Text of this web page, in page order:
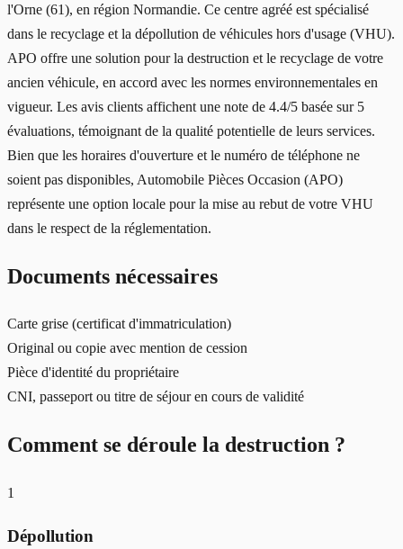
l'Orne (61), en région Normandie. Ce centre agréé est spécialisé
dans le recyclage et la dépollution de véhicules hors d'usage (VHU).
APO offre une solution pour la destruction et le recyclage de votre
ancien véhicule, en accord avec les normes environnementales en
vigueur. Les avis clients affichent une note de 4.4/5 basée sur 5
évaluations, témoignant de la qualité potentielle de leurs services.
Bien que les horaires d'ouverture et le numéro de téléphone ne
soient pas disponibles, Automobile Pièces Occasion (APO)
représente une option locale pour la mise au rebut de votre VHU
dans le respect de la réglementation.
Documents nécessaires
Carte grise (certificat d'immatriculation)
Original ou copie avec mention de cession
Pièce d'identité du propriétaire
CNI, passeport ou titre de séjour en cours de validité
Comment se déroule la destruction ?
1
Dépollution